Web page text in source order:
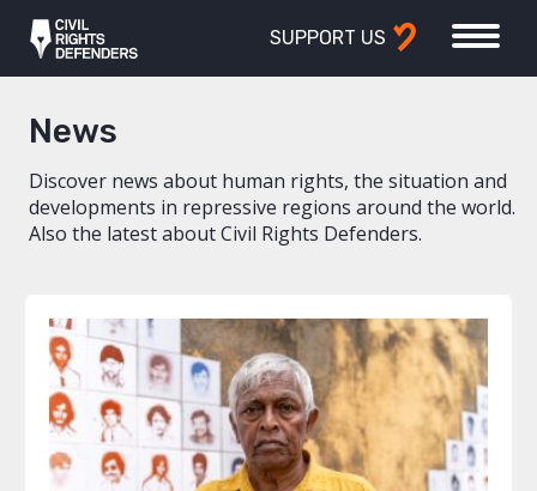
SUPPORT US
News
Discover news about human rights, the situation and
developments in repressive regions around the world.
Also the latest about Civil Rights Defenders.